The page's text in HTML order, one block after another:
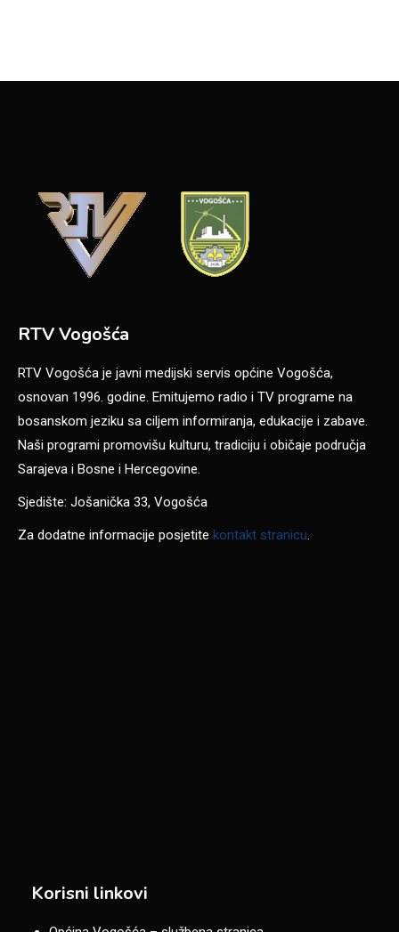
RTV Vogošća
RTV Vogošća je javni medijski servis općine Vogošća,
osnovan 1996. godine. Emitujemo radio i TV programe na
bosanskom jeziku sa ciljem informiranja, edukacije i zabave.
Naši programi promovišu kulturu, tradiciju i običaje područja
Sarajeva i Bosne i Hercegovine.
Sjedište: Jošanička 33, Vogošća
Za dodatne informacije posjetite kontakt stranicu.
Korisni linkovi